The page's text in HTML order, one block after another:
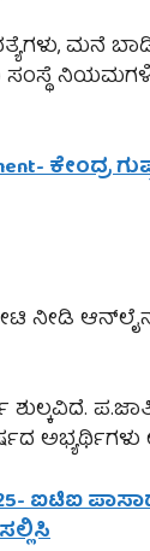
ಮನೆ
ಸಂಸ್ಥೆ
ಕೇಂದ್ರ
ನೀಡಿ
2025-